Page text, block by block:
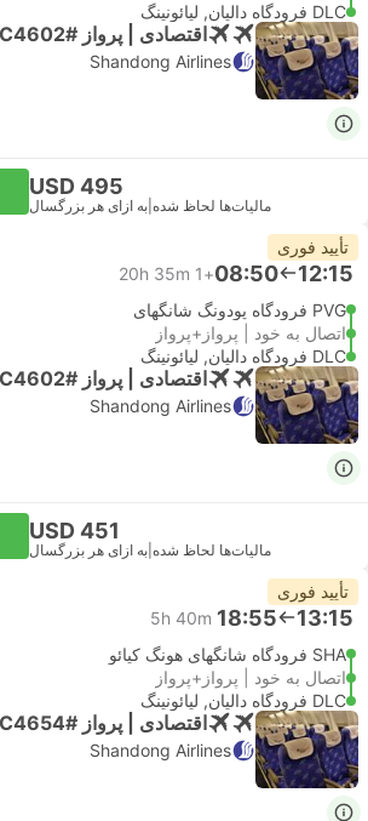
DLC فرودگاه دالیان, لیائونینگ
اقتصادی | پرواز #SC4602
Shandong Airlines
USD 495
مالیات‌ها لحاظ شده به ازای هر بزرگسال
تأیید فوری
12:15
08:50
+1
20h 35m
PVG فرودگاه پودونگ شانگهای
اتصال به خود | پرواز+پرواز
DLC فرودگاه دالیان, لیائونینگ
اقتصادی | پرواز #SC4602
Shandong Airlines
USD 451
مالیات‌ها لحاظ شده به ازای هر بزرگسال
تأیید فوری
13:15
18:55
5h 40m
SHA فرودگاه شانگهای هونگ کیائو
اتصال به خود | پرواز+پرواز
DLC فرودگاه دالیان, لیائونینگ
اقتصادی | پرواز #SC4654
Shandong Airlines